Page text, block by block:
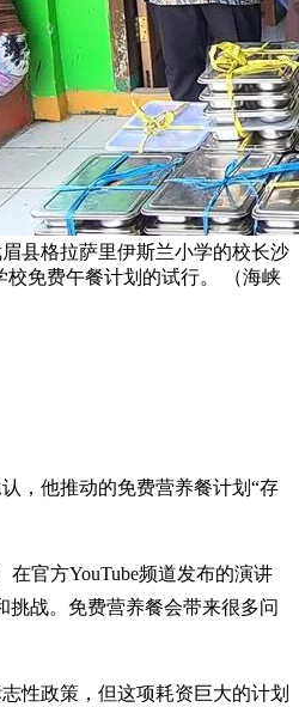
县格拉萨里伊斯兰小学的校长沙
校免费午餐计划的试行。 （海峡
，他推动的免费营养餐计划“存
在官方YouTube频道发布的演讲
挑战。免费营养餐会带来很多问
性政策，但这项耗资巨大的计划